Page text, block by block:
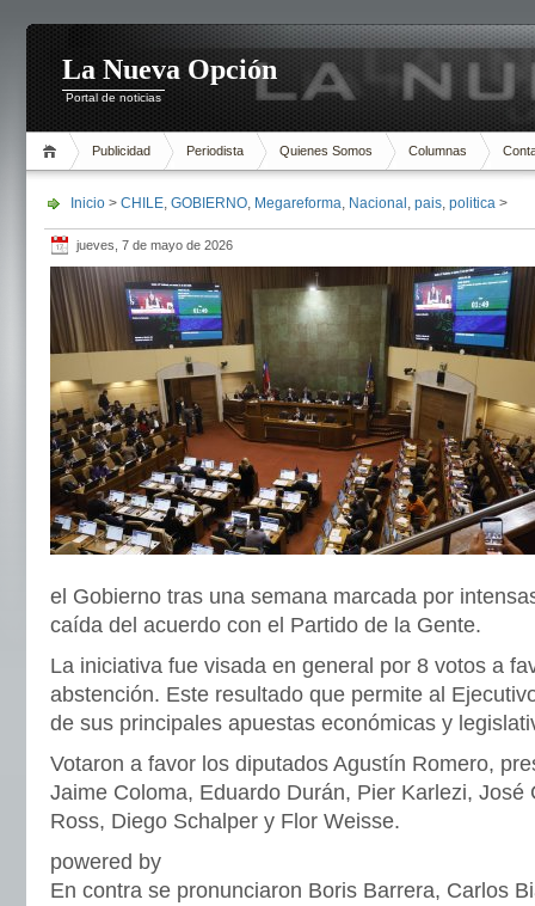
La Nueva Opción
Portal de noticias
Publicidad Periodista Quienes Somos Columnas
Inicio > CHILE, GOBIERNO, Megareforma, Nacional , pais, politica >
jueves, 7 de mayo de 2026
el Gobierno tras una semana marcada por
caída del acuerdo con el Partido de la Gente.
La iniciativa fue visada en general por 8 votos a
abstención. Este resultado que permite al
de sus principales apuestas económicas y
Votaron a favor los diputados Agustín Romero,
Jaime Coloma, Eduardo Durán, Pier Karlezi, José
Ross, Diego Schalper y Flor Weisse.
powered by
En contra se pronunciaron Boris Barrera, Carlos